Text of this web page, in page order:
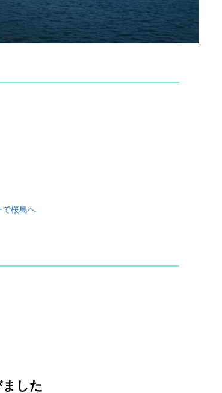
で桜島へ
した